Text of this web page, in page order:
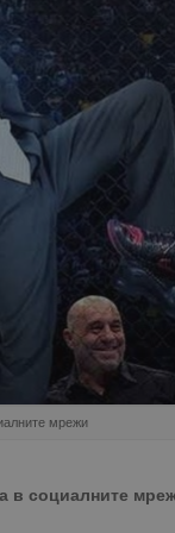
мрежи
в социалните